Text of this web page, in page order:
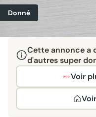
Donné
Cette annonce a
d'autres super
Voir